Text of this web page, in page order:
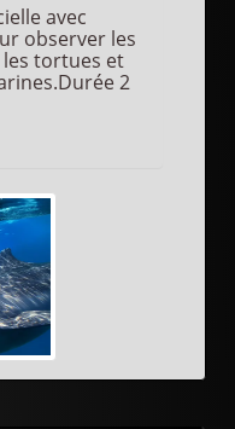
avec
observer les
tortues et
2